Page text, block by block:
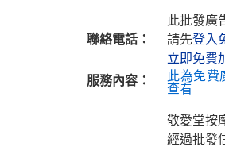
聯絡電話：
此批發廣
請先登入
立即免費
服務內容：
此為免費
查看
敬愛堂按
經過批發